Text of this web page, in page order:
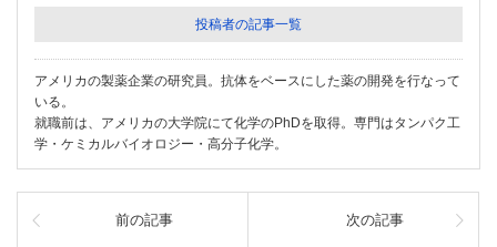
投稿者の記事一覧
アメリカの製薬企業の研究員。抗体をベースにした薬の開発を行なって
いる。
就職前は、アメリカの大学院にて化学のPhDを取得。専門はタンパク工
学・ケミカルバイオロジー・高分子化学。
前の記事 次の記事